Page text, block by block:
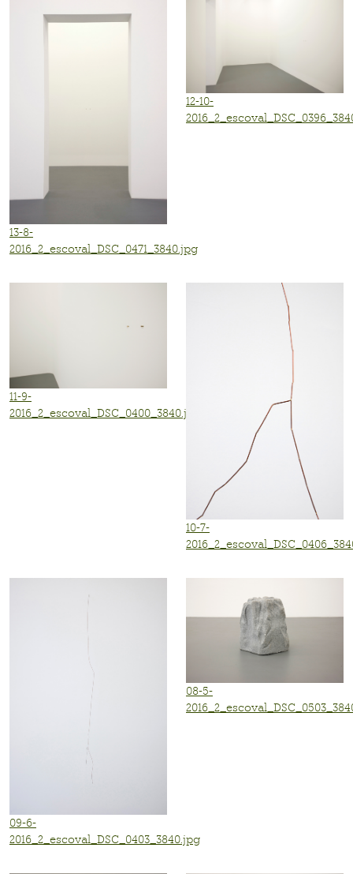
13-8-
2016_2_escoval_DSC_0471_3840.jpg
12-10-
11-9-
2016_2_escoval_DSC_0400_3840.jpg
10-7-
09-6-
2016_2_escoval_DSC_0403_3840.jpg
08-5-